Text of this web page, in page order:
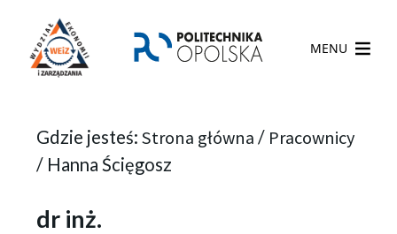
MENU
Gdzie jesteś: Strona główna / Pracownicy
/ Hanna Ścięgosz
dr inż.